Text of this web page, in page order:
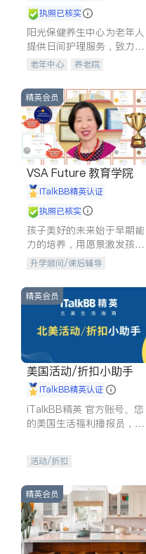
执照已核实
阳光保健养生中心为老年人
提供日间护理服务，致力于
通过持续的护理创新来有效
老年中心 养老院
精英会员
VSA Future 教育学院
iTalkBB精英认证
执照已核实
孩子美好的未来始于早期能
力的培养，用愿景激发孩子
的学习潜力和动力。理念：
拥有成长型心态是成功的基
石。
升学顾问/课后辅导
精英会员
美国活动/折扣小助手
iTalkBB精英认证
iTalkBB精英 官方账号。您
的美国生活福利播报员，精
专属福利。
活动/折扣
精英会员